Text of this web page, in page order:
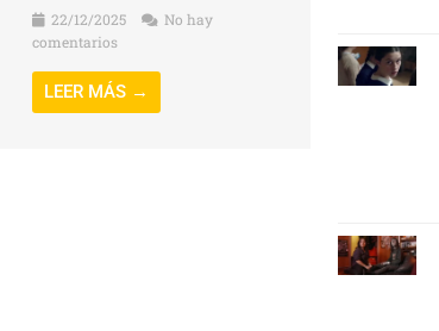
22/12/2025
No hay
comentarios
LEER MÁS →